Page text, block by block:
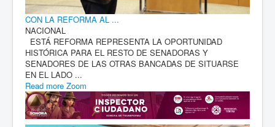
CON LA REFORMA AL ...
NACIONAL
ESTÁ REFORMA REPRESENTA LA OPORTUNIDAD
HISTÓRICA PARA EL RESTO DE SENADORAS Y
SENADORES DE LAS OTRAS BANCADAS DE SITUARSE
EN EL LADO ...
Read more Zoom